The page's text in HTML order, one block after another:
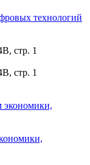
технологий
стр. 1
стр. 1